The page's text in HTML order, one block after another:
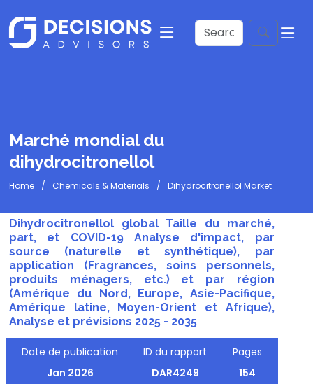
Marché mondial du
dihydrocitronellol
Home Chemicals & Materials Dihydrocitronellol Market
Dihydrocitronellol global Taille du marché,
part, et COVID-19 Analyse d'impact, par
source (naturelle et synthétique), par
application (Fragrances, soins personnels,
produits ménagers, etc.) et par région
(Amérique du Nord, Europe, Asie-Pacifique,
Amérique latine, Moyen-Orient et Afrique),
Analyse et prévisions 2025 - 2035
Date de publication
Jan 2026
ID du rapport
DAR4249
Pages
154